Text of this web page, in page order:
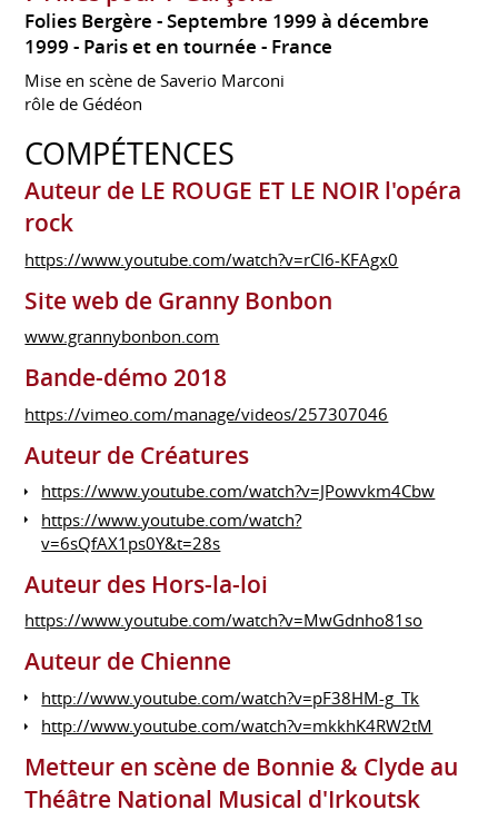
Folies Bergère
Septembre 1999 à décembre
1999 Paris et en tournée France
Mise en scène de Saverio Marconi
rôle de Gédéon
COMPÉTENCES
Auteur de LE ROUGE ET LE NOIR l'opéra
rock
https://www.youtube.com/watch?v=rCI6-KFAgx0
Site web de Granny Bonbon
www.grannybonbon.com
Bande-démo 2018
https://vimeo.com/manage/videos/257307046
Auteur de Créatures
https://www.youtube.com/watch?v=JPowvkm4Cbw
https://www.youtube.com/watch?
v=6sQfAX1ps0Y&t=28s
Auteur des Hors-la-loi
https://www.youtube.com/watch?v=MwGdnho81so
Auteur de Chienne
http://www.youtube.com/watch?v=pF38HM-g_Tk
http://www.youtube.com/watch?v=mkkhK4RW2tM
Metteur en scène de Bonnie & Clyde au
Théâtre National Musical d'Irkoutsk